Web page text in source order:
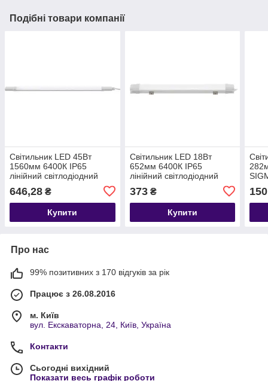
Подібні товари компанії
Світильник LED 45Вт
1560мм 6400К IP65
лінійний світлодіодний
646,28 ₴
Купити
Світильник LED 18Вт
652мм 6400К IP65
лінійний світлодіодний
373₴
Купити
150
Про нас
99% позитивних з 170 відгуків за рік
Працює з 26.08.2016
м. Київ
вул. Екскаваторна, 24, Київ, Україна
Контакти
Сьогодні вихідний
Показати весь графік роботи